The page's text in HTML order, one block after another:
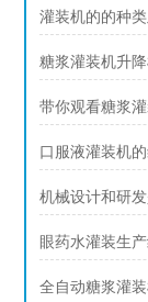
灌装机的的种
糖浆灌装机升
带你观看糖浆
口服液灌装机
机械设计和研
眼药水灌装生
全自动糖浆灌